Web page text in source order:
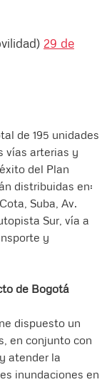
29 de
de 195 unidades
vías arterias y
del Plan
distribuidas en:
Suba, Av.
Sur, vía a
y
de Bogotá
dispuesto un
en conjunto con
atender la
inundaciones en